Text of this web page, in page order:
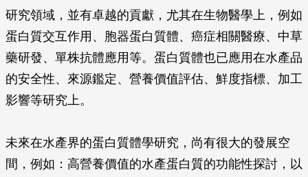
研究領域，並有卓越的貢獻，尤其在生物醫學上，例如
蛋白質交互作用、胞器蛋白質體、癌症相關醫療、中草
藥研發、單株抗體應用等。蛋白質體也已應用在水產品
的安全性、來源鑑定、營養價值評估、鮮度指標、加工
影響等研究上。
未來在水產界的蛋白質體學研究，尚有很大的發展空
間，例如：高營養價值的水產蛋白質的功能性探討，以